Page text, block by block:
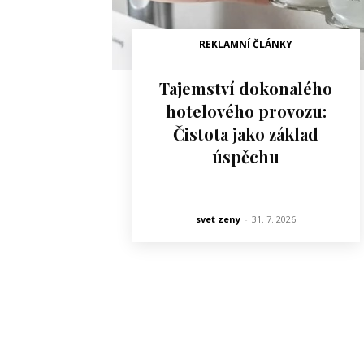
REKLAMNÍ ČLÁNKY
Tajemství dokonalého
hotelového provozu:
Čistota jako základ
úspěchu
svet zeny - 31. 7. 2026